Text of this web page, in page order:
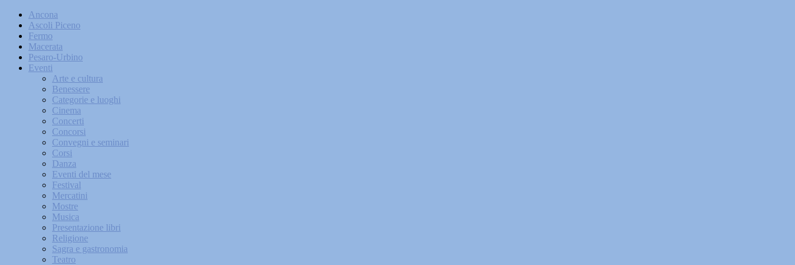
Ancona
Ascoli Piceno
Fermo
Macerata
Pesaro-Urbino
Eventi
Arte e cultura
Benessere
Categorie e luoghi
Cinema
Concerti
Concorsi
Convegni e seminari
Corsi
Danza
Eventi del mese
Festival
Mercatini
Mostre
Musica
Presentazione libri
Religione
Sagra e gastronomia
Teatro